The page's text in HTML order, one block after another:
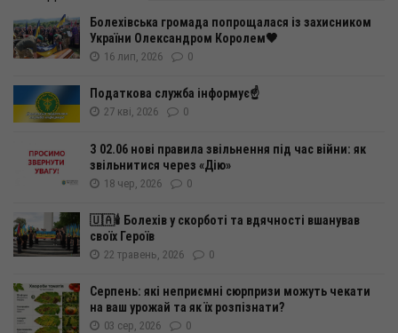
Болехівська громада попрощалася із захисником
України Олександром Королем🖤
16 лип, 2026 0
Податкова служба інформує☝️
27 кві, 2026 0
З 02.06 нові правила звільнення під час війни: як
звільнитися через «Дію»
18 чер, 2026 0
🇺🇦🕯️ Болехів у скорботі та вдячності вшанував
своїх Героїв
22 травень, 2026 0
Серпень: які неприємні сюрпризи можуть чекати
на ваш урожай та як їх розпізнати?
03 сер, 2026 0